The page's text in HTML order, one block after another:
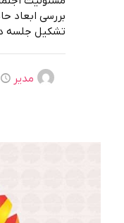
بررسی ابعاد
تشکیل جلسه
مدیر